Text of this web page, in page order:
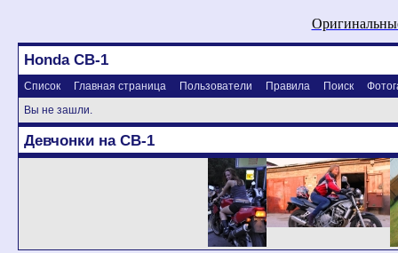
Honda CB-1
Список Главная страница Пользователи Правила Поиск
Вы не зашли.
Девчонки на CB-1